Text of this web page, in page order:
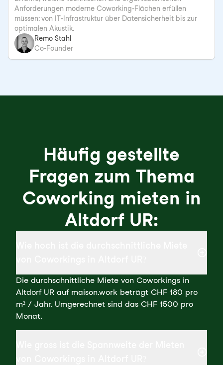
Anforderungen moderne Coworking-Flächen erfüllen
müssen: von IT-Infrastruktur über Datensicherheit bis zur
optimalen Akustik.
Remo Stahl
Co-Founder
Häufig gestellte
Fragen zum Thema
Coworking mieten in
Altdorf UR:
Die durchschnittliche Miete von Coworkings in
Altdorf UR auf maison.work beträgt CHF 180 pro
m² / Jahr. Umgerechnet sind das CHF 1500 pro
Monat.